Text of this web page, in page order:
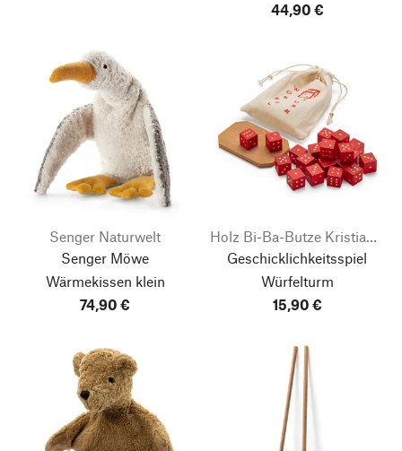
44,90 €
Senger Naturwelt
Senger Möwe
Wärmekissen klein
74,90 €
Holz Bi-Ba-Butze Kristian Finken
Geschicklichkeitsspiel
Würfelturm
15,90 €